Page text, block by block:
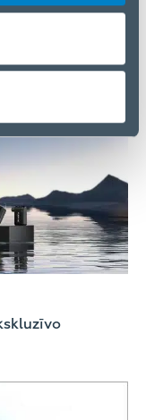
2025. gadā